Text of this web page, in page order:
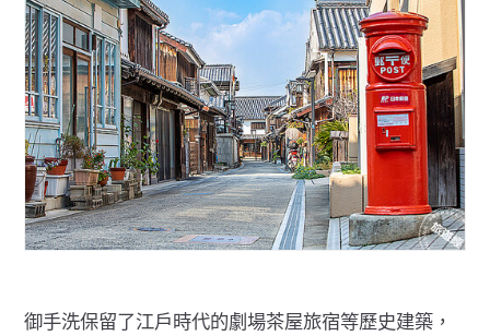
御手洗保留了江戶時代的劇場茶屋旅宿等歷史建築，